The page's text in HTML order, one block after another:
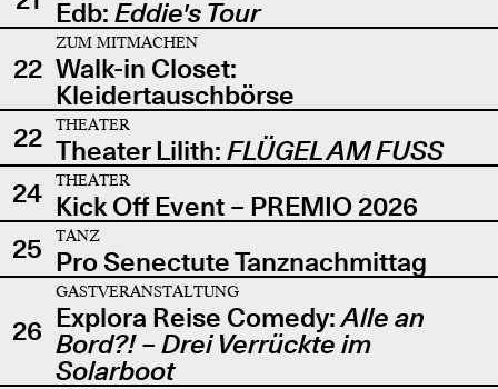
Edb: Eddie's Tour
22
ZUM MITMACHEN
Walk-in Closet:
Kleidertauschbörse
22
THEATER
Theater Lilith: FLÜGEL AM FUSS
24
THEATER
Kick Off Event – PREMIO 2026
25
TANZ
Pro Senectute Tanznachmittag
26
GASTVERANSTALTUNG
Explora Reise Comedy:Alle an
Bord?! – Drei Verrückte im
Solarboot